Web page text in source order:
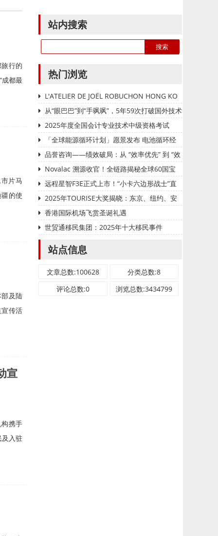
行的
都最
片马
的使
部及陆
传活
宣
携手
入驻
站内搜索
热门浏览
L'ATELIER DE JOËL ROBUCHON HONG KO
NG 延续十八载辉煌传奇 今夏载誉回归置地廣塲
从“眼巴巴”到“手飒飒”，5年59次打破国外技术
垄断——国家管网集团北京管道有限公司“红色
劲旅自主维保突击队”攻坚实录
2025年度全国会计专业技术中级资格考试
（甘肃考区）报名公告
「全球能源循环计划」愿景发布 电池循环经
济加速落地
品誉咨询——绩效破局：从 “效率优先” 到 “效
能质变” 的管理范式革新
Novalac 溯源收官！全链路揭秘全球60国宝
妈安心密码
远程星智F3E正式上市！“小卡六边形战士”直
击城配用户运营痛点
2025年TOURISE大奖揭晓：东京、纽约、安
卡什与巴黎荣获首届殊荣
香港国际机场飞赏圣诞礼遇
世贸通移民集团：2025年十大移民事件
站点信息
文章总数:100628
分类总数:8
评论总数:0
浏览总数:3434799